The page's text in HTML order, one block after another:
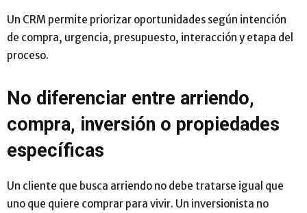
Un CRM permite priorizar oportunidades según intención
de compra, urgencia, presupuesto, interacción y etapa del
proceso.
No diferenciar entre arriendo,
compra, inversión o propiedades
específicas
Un cliente que busca arriendo no debe tratarse igual que
uno que quiere comprar para vivir. Un inversionista no